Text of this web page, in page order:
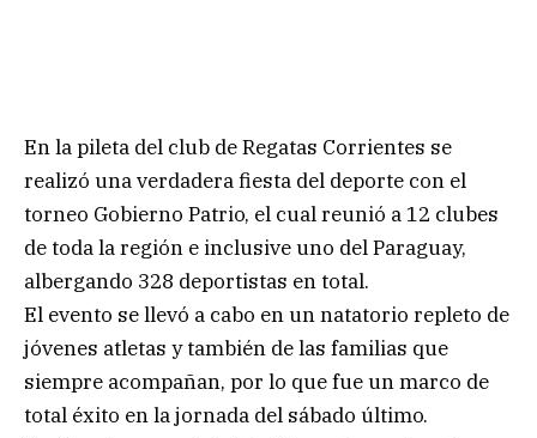
En la pileta del club de Regatas Corrientes se
realizó una verdadera fiesta del deporte con el
torneo Gobierno Patrio, el cual reunió a 12 clubes
de toda la región e inclusive uno del Paraguay,
albergando 328 deportistas en total.
El evento se llevó a cabo en un natatorio repleto de
jóvenes atletas y también de las familias que
siempre acompañan, por lo que fue un marco de
total éxito en la jornada del sábado último.